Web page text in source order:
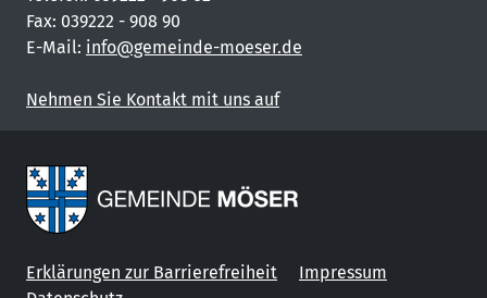
Fax: 039222 - 908 90
E-Mail: info@gemeinde-moeser.de
Nehmen Sie Kontakt mit uns auf
Erklärungen zur Barrierefreiheit
Impressum